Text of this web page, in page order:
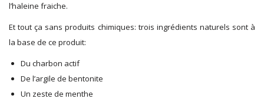
l’haleine fraiche.
Et tout ça sans produits chimiques: trois ingrédients naturels sont à
la base de ce produit:
Du charbon actif
De l’argile de bentonite
Un zeste de menthe